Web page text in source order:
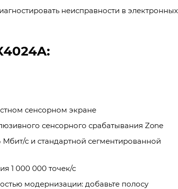
неисправности в электронных
сенсорном экране
сенсорного срабатывания Zone
с и стандартной сегментированной
1 000 000 точек/с
модернизации: добавьте полосу